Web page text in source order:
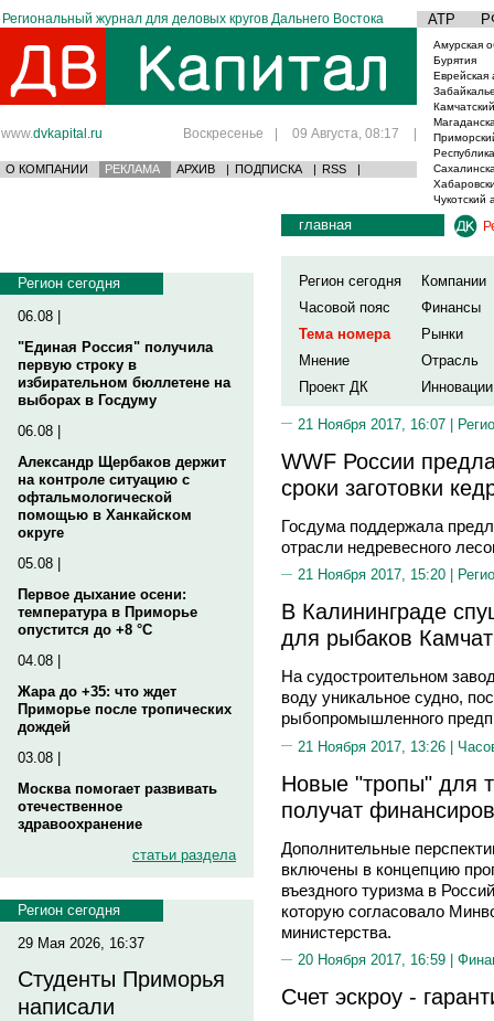
Региональный журнал для деловых кругов Дальнего Востока АТР
www.dvkapital.ru Воскресенье | 09 Августа, 08:17 |
О КОМПАНИИ РЕКЛАМА АРХИВ | ПОДПИСКА | RSS |
Амурская
Бурятия
Еврейская
Чукотский
Регион сегодня
06.08 |
"Единая Россия" получила
первую строку в
избирательном бюллетене на
выборах в Госдуму
06.08 |
Александр Щербаков держит
на контроле ситуацию с
офтальмологической
помощью в Ханкайском
округе
05.08 |
Первое дыхание осени:
температура в Приморье
опустится до +8 °C
04.08 |
Жара до +35: что ждет
Приморье после тропических
дождей
03.08 |
Москва помогает развивать
отечественное
здравоохранение
статьи раздела
Регион сегодня
29 Мая 2026, 16:37
Студенты Приморья
написали
главная
Регион сегодня
Компании
Часовой пояс
Финансы
Тема номера
Рынки
Мнение
Отрасль
Проект ДК
Инновации
21 Ноября 2017, 16:07 |
WWF России
сроки заготовки
Госдума поддержала
отрасли недревесного
21 Ноября 2017, 15:20 |
В Калининграде
для рыбаков
На судостроительном
воду уникальное судно,
рыбопромышленного
21 Ноября 2017, 13:26 |
Новые "тропы" для
получат
Дополнительные
включены в концепцию
въездного туризма в
которую согласовало
министерства.
20 Ноября 2017, 16:59 |
Счет эскроу -